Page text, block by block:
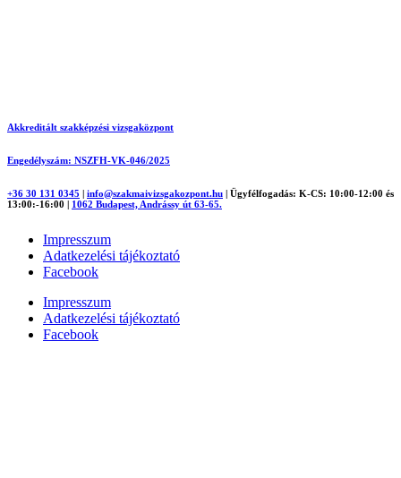
Akkreditált szakképzési vizsgaközpont
Engedélyszám: NSZFH-VK-046/2025
+36 30 131 0345 info@szakmaivizsgakozpont.hu
Ügyfélfogadás: K-CS: 10:00-12:00 és
13:00:-16:00
1062 Budapest, Andrássy út 63-65.
Impresszum
Adatkezelési tájékoztató
Facebook
Impresszum
Adatkezelési tájékoztató
Facebook